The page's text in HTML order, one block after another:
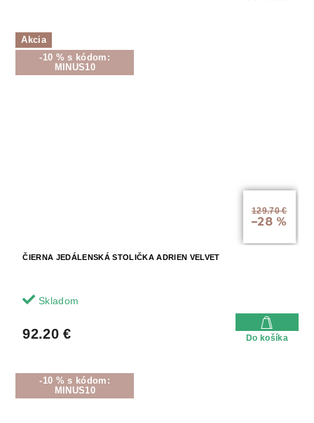
Akcia
-10 % s kódom:
MINUS10
129.70 €
–28 %
ČIERNA JEDÁLENSKÁ STOLIČKA ADRIEN VELVET
Skladom
92.20 € Do košíka
-10 % s kódom:
MINUS10